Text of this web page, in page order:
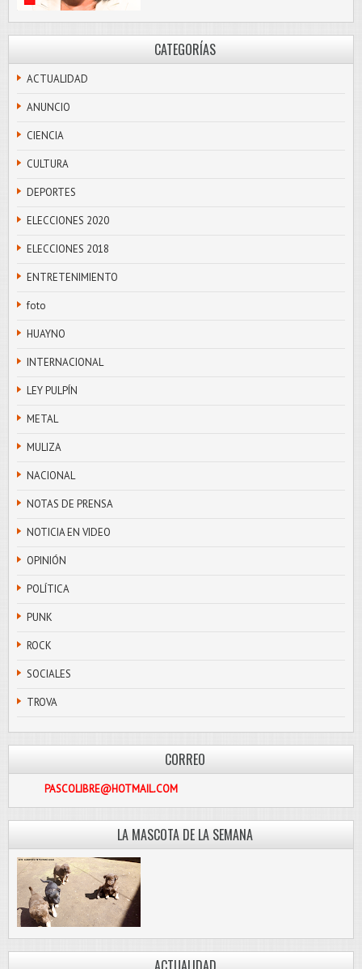
CATEGORÍAS
ACTUALIDAD
ANUNCIO
CIENCIA
CULTURA
DEPORTES
ELECCIONES 2020
ELECCIONES 2018
ENTRETENIMIENTO
foto
HUAYNO
INTERNACIONAL
LEY PULPÍN
METAL
MULIZA
NACIONAL
NOTAS DE PRENSA
NOTICIA EN VIDEO
OPINIÓN
POLÍTICA
PUNK
ROCK
SOCIALES
TROVA
CORREO
PASCOLIBRE@HOTMAIL.COM
LA MASCOTA DE LA SEMANA